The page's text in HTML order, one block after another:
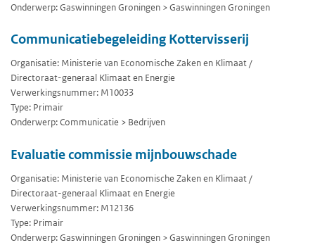
Onderwerp: Gaswinningen Groningen > Gaswinningen Groningen
Communicatiebegeleiding Kottervisserij
Organisatie: Ministerie van Economische Zaken en Klimaat /
Directoraat-generaal Klimaat en Energie
Verwerkingsnummer: M10033
Type: Primair
Onderwerp: Communicatie > Bedrijven
Evaluatie commissie mijnbouwschade
Organisatie: Ministerie van Economische Zaken en Klimaat /
Directoraat-generaal Klimaat en Energie
Verwerkingsnummer: M12136
Type: Primair
Onderwerp: Gaswinningen Groningen > Gaswinningen Groningen